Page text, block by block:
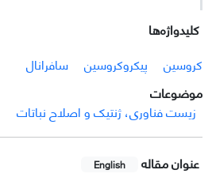
کلیدواژه‌ها
کروسین
پیکروکروسین
سافرانال
موضوعات
زیست فناوری، ژنتیک و اصلاح نباتات
عنوان مقاله English